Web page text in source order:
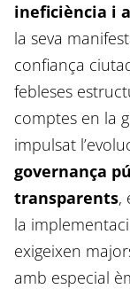
ineficiència i
la seva
confiança
febleses
comptes en la
impulsat
governança
transparents,
la
exigeixen
amb especial